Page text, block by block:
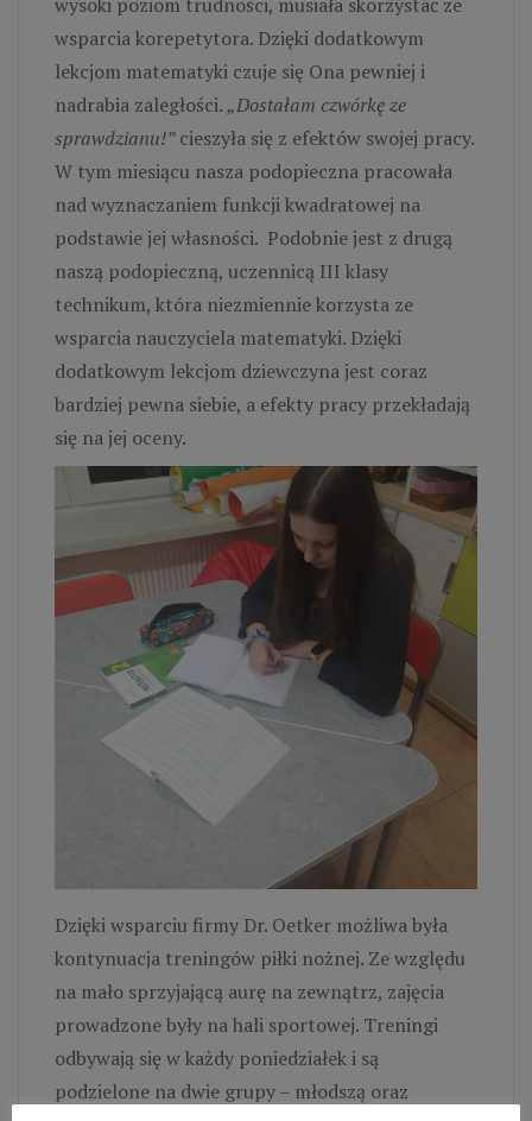
wsparcia korepetytora. Dzięki dodatkowym
lekcjom matematyki czuje się Ona pewniej i
nadrabia zaległości. „Dostałam czwórkę ze
sprawdzianu!”cieszyła się z efektów swojej pracy.
W tym miesiącu nasza podopieczna pracowała
nad wyznaczaniem funkcji kwadratowej na
podstawie jej własności. Podobnie jest z drugą
naszą podopieczną, uczennicą III klasy
technikum, która niezmiennie korzysta ze
wsparcia nauczyciela matematyki. Dzięki
dodatkowym lekcjom dziewczyna jest coraz
bardziej pewna siebie, a efekty pracy przekładają
się na jej oceny.
Dzięki wsparciu firmy Dr. Oetker możliwa była
kontynuacja treningów piłki nożnej. Ze względu
na mało sprzyjającą aurę na zewnątrz, zajęcia
prowadzone były na hali sportowej. Treningi
odbywają się w każdy poniedziałek i są
podzielone na dwie grupy – młodszą oraz